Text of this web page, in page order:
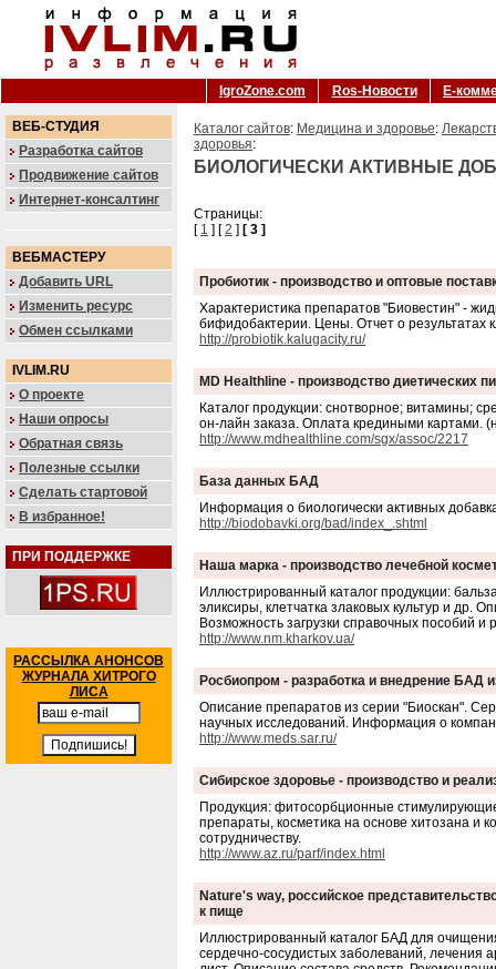
IgroZone.com Ros-Новости Е-
ВЕБ-СТУДИЯ
Разработка сайтов
Продвижение сайтов
Интернет-консалтинг
ВЕБМАСТЕРУ
Добавить URL
Изменить ресурс
Обмен ссылками
IVLIM.RU
О проекте
Наши опросы
Обратная связь
Полезные ссылки
Сделать стартовой
В избранное!
ПРИ ПОДДЕРЖКЕ
РАССЫЛКА АНОНСОВ
ЖУРНАЛА ХИТРОГО
ЛИСА
Каталог сайтов: Медицина и здоровье:
здоровья:
БИОЛОГИЧЕСКИ АКТИВНЫЕ
Страницы:
[ 1 ] [2 ] [ 3 ]
Пробиотик - производство и оптовые
Характеристика препаратов "Биовестин" -
бифидобактерии. Цены. Отчет о результатах
http://probiotik.kalugacity.ru/
MD Healthline - производство диетических
Каталог продукции: снотворное; витамины;
он-лайн заказа. Оплата кредиными картами.
http://www.mdhealthline.com/sgx/assoc/2217
База данных БАД
Информация о биологически активных
http://biodobavki.org/bad/index_.shtml
Наша марка - производство лечебной
Иллюстрированный каталог продукции:
эликсиры, клетчатка злаковых культур и др.
Возможность загрузки справочных пособий
http://www.nm.kharkov.ua/
Росбиопром - разработка и внедрение БАД
Описание препаратов из серии "Биоскан".
научных исследований. Информация о
http://www.meds.sar.ru/
Сибирское здоровье - производство и
Продукция: фитосорбционные
препараты, косметика на основе хитозана и
сотрудничеству.
http://www.az.ru/parf/index.html
Nature's way, российское
к пище
Иллюстрированный каталог БАД для
сердечно-сосудистых заболеваний, лечения